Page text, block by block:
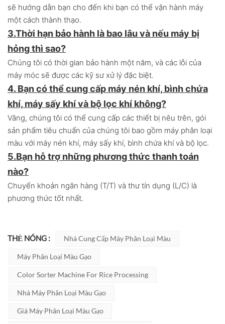
sẽ hướng dẫn bạn cho đến khi bạn có thể vận hành máy
một cách thành thạo.
3.Thời hạn bảo hành là bao lâu và nếu máy bị
hỏng thì sao?
Chúng tôi có thời gian bảo hành một năm, và các lỗi của
máy móc sẽ được các kỹ sư xử lý đặc biệt.
4. Bạn có thể cung cấp máy nén khí, bình chứa
khí, máy sấy khí và bộ lọc khí không?
Vâng, chúng tôi có thể cung cấp các thiết bị nêu trên, gói
sản phẩm tiêu chuẩn của chúng tôi bao gồm máy phân loại
màu với máy nén khí, máy sấy khí, bình chứa khí và bộ lọc.
5.Bạn hỗ trợ những phương thức thanh toán
nào?
Chuyển khoản ngân hàng (T/T) và thư tín dụng (L/C) là
phương thức tốt nhất.
THẺ NÓNG : Nhà Cung Cấp Máy Phân Loại Màu
Máy Phân Loại Màu Gạo
Color Sorter Machine For Rice Processing
Nhà Máy Phân Loại Màu Gạo
Giá Máy Phân Loại Màu Gạo